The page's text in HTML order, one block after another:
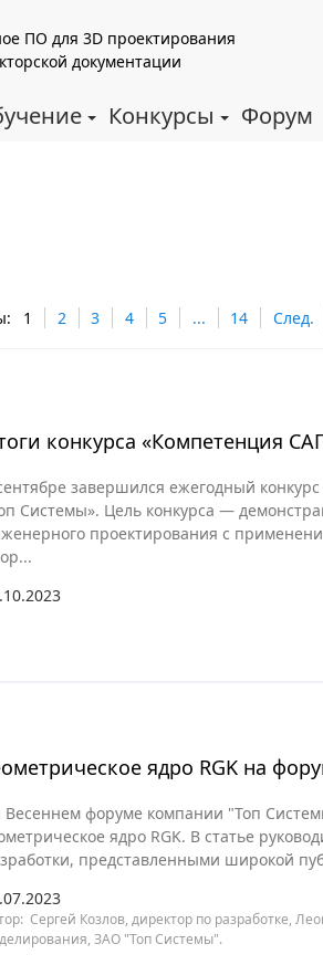
ПО для 3D проектирования
документации
Конкурсы Форум
1 2 3 4 5 ... 14 След.
конкурса «Компетенция
завершился ежегодный
Системы». Цель конкурса —
проектирования с
ядро RGK на
Весеннем форуме компании "Топ
ядро RGK. В статье
представленными широкой
Сергей Козлов, директор по разработке,
ЗАО "Топ Системы".